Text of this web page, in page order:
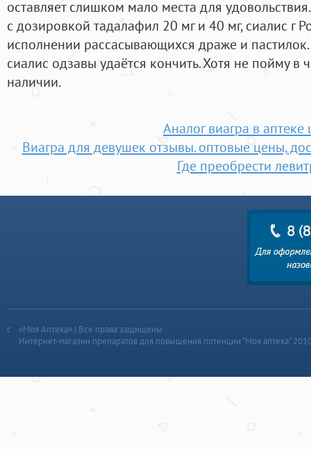
оставляет слишком мало места для
с дозировкой тадалафил 20 мг и 40 мг, сиалис г
исполнении рассасывающихся драже и
сиалис одзавы удаётся кончить. Хотя не пойму
наличии.
Аналог виагра в аптеке
Виагра для девушек отзывы. оптовые цены,
Где преобрести
«Моя Аптека» | Все права защищены
Интернет-магазин препаратов для повышения потенции “Моя аптека”